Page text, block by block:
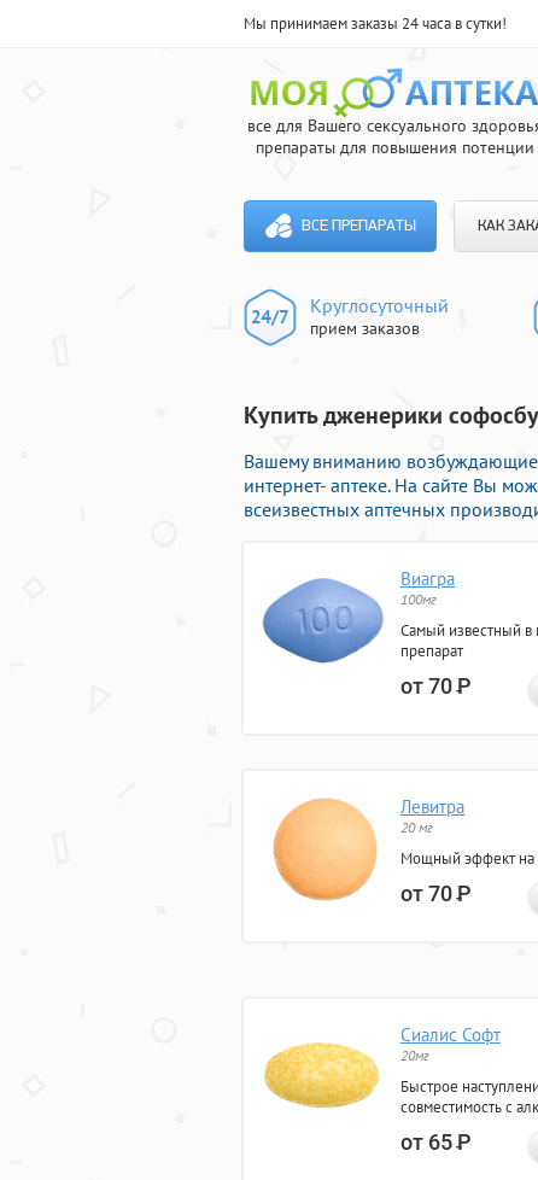
Мы принимаем заказы 24 часа в сутки!
все для Вашего сексуального
препараты для повышения потенции
ВСЕ ПРЕПАРАТЫ КАК
Круглосуточный
прием заказов
Купить дженерики
Вашему вниманию возбуждающие
интернет- аптеке. На сайте Вы
всеизвестных аптечных
Виагра
100мг
Самый известный в
препарат
от 70Р
Левитра
20 мг
Мощный эффект на
от 70Р
Сиалис Софт
20мг
Быстрое
совместимость с
от 65Р